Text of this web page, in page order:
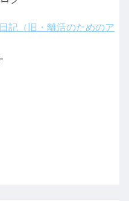
記（旧・離活のためのア